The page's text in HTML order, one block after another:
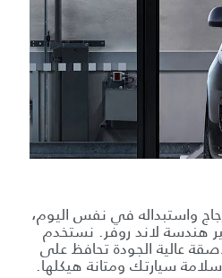
واستبداله في نفس اليوم،
هندسة لاند روفر. نستخدم
عالية الجودة تحافظ على
سيارتك ومتانة هيكلها.